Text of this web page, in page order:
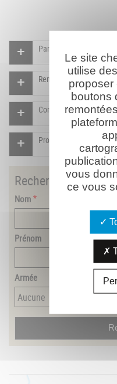
Participer à l'indexation
Rendre un hommage
Compléter la fiche pour
Proposer un document
Rechercherun
Nom
Prénom
Armée
Le site
utilise
proposer
boutons
vous
ce vous